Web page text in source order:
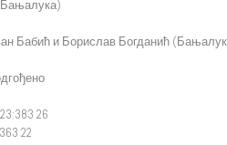
Бабић и Борислав Богданић
26
22